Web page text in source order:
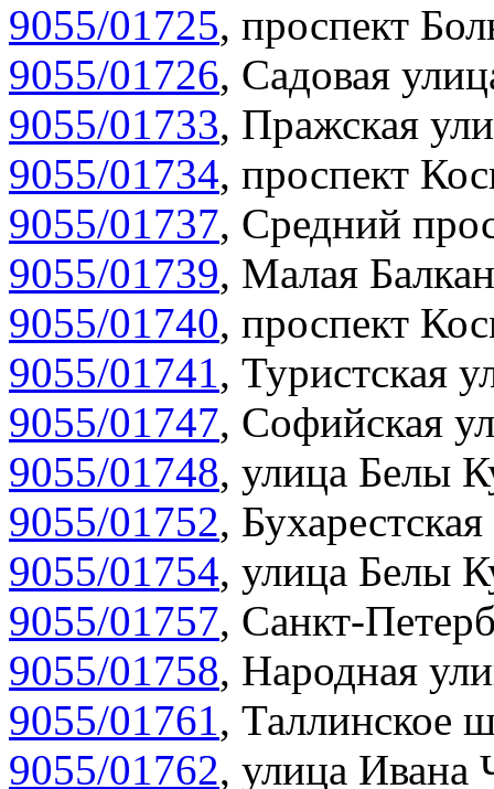
9055/01725, проспект
9055/01726, Садовая
9055/01733, Пражская
9055/01734, проспект
9055/01737, Средний
9055/01739, Малая
9055/01740, проспект
9055/01741, Туристская
9055/01747, Софийская
9055/01748, улица Белы
9055/01752,
9055/01754, улица Белы
9055/01757, Санкт-
9055/01758, Народная
9055/01761, Таллинское
9055/01762, улица Ивана